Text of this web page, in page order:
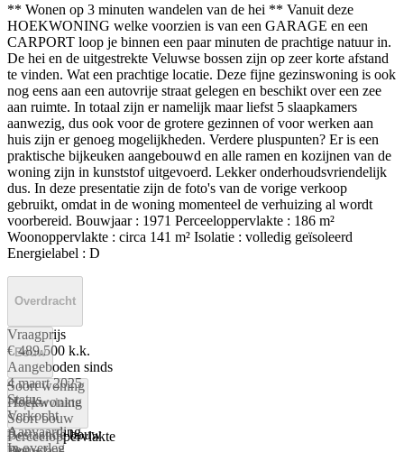
** Wonen op 3 minuten wandelen van de hei ** Vanuit deze
HOEKWONING welke voorzien is van een GARAGE en een
CARPORT loop je binnen een paar minuten de prachtige natuur in.
De hei en de uitgestrekte Veluwse bossen zijn op zeer korte afstand
te vinden. Wat een prachtige locatie. Deze fijne gezinswoning is ook
nog eens aan een autovrije straat gelegen en beschikt over een zee
aan ruimte. In totaal zijn er namelijk maar liefst 5 slaapkamers
aanwezig, dus ook voor de grotere gezinnen of voor werken aan
huis zijn er genoeg mogelijkheden. Verdere pluspunten? Er is een
praktische bijkeuken aangebouwd en alle ramen en kozijnen van de
woning zijn in kunststof uitgevoerd. Lekker onderhoudsvriendelijk
dus. In deze presentatie zijn de foto's van de vorige verkoop
gebruikt, omdat in de woning momenteel de verhuizing al wordt
voorbereid. Bouwjaar : 1971 Perceeloppervlakte : 186 m²
Woonoppervlakte : circa 141 m² Isolatie : volledig geïsoleerd
Energielabel : D
Overdracht
Vraagprijs
€ 489.500 k.k.
Aangeboden sinds
4 maart 2025
Status
Verkocht
Aanvaarding
In overleg
Bouw
Soort woning
Hoekwoning
Soort bouw
Bestaande bouw
Oppervlakte
Perceeloppervlakte